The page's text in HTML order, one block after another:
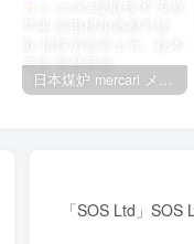
日本煤炉 mercari メルカリ cookie提取技术 安卓 苹果 雷电模拟器都可提取,指纹浏览器上号。技术支持
「SOS Ltd」